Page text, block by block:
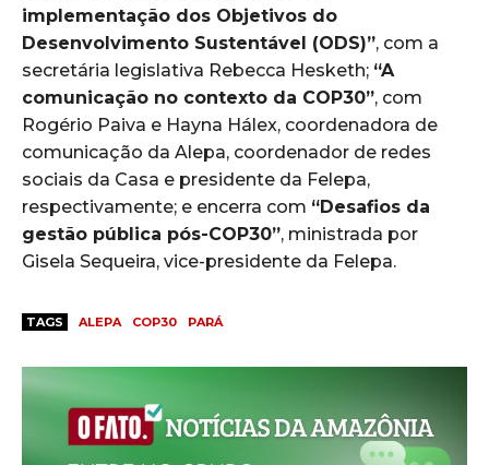
implementação dos Objetivos do
Desenvolvimento Sustentável (ODS)”, com a
secretária legislativa Rebecca Hesketh; “A
comunicação no contexto da COP30”, com
Rogério Paiva e Hayna Hálex, coordenadora de
comunicação da Alepa, coordenador de redes
sociais da Casa e presidente da Felepa,
respectivamente; e encerra com “Desafios da
gestão pública pós-COP30”, ministrada por
Gisela Sequeira, vice-presidente da Felepa.
TAGS ALEPA COP30 PARÁ